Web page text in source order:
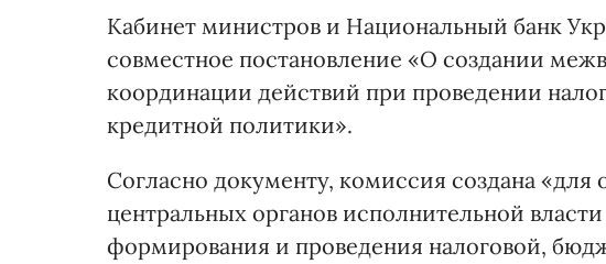
Кабинет министров и Национальный банк
совместное постановление «О создании
координации действий при проведении
кредитной политики».
Согласно документу, комиссия создана
центральных органов исполнительной
формирования и проведения налоговой,